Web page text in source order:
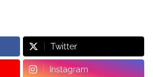
Twitter
Instagram